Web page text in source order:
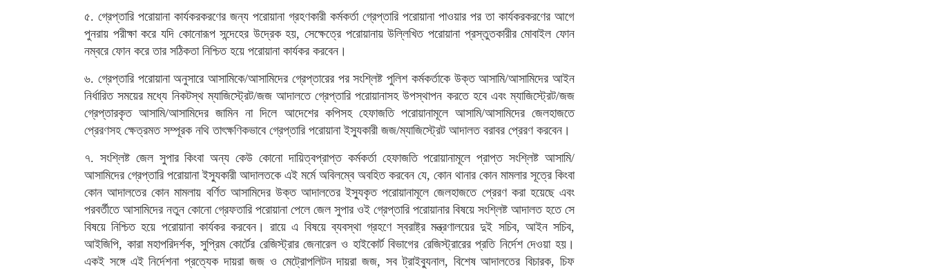
৫. গ্রেপ্তারি পরোয়ানা কার্যকরকরণের জন্য পরোয়ানা গ্রহণকারী কর্মকর্তা গ্রেপ্তারি পরোয়ানা পাওয়ার পর তা কার্যকরকরণের আগে
পুনরায় পরীক্ষা করে যদি কোনোরূপ সন্দেহের উদ্রেক হয়, সেক্ষেত্রে পরোয়ানায় উল্লিখিত পরোয়ানা প্রস্তুতকারীর মোবাইল ফোন
নম্বরে ফোন করে তার সঠিকতা নিশ্চিত হয়ে পরোয়ানা কার্যকর করবেন।
৬. গ্রেপ্তারি পরোয়ানা অনুসারে আসামিকে/আসামিদের গ্রেপ্তারের পর সংশ্লিষ্ট পুলিশ কর্মকর্তাকে উক্ত আসামি/আসামিদের আইন
নির্ধারিত সময়ের মধ্যে নিকটস্থ ম্যাজিস্ট্রেট/জজ আদালতে গ্রেপ্তারি পরোয়ানাসহ উপস্থাপন করতে হবে এবং ম্যাজিস্ট্রেট/জজ
গ্রেপ্তারকৃত আসামি/আসামিদের জামিন না দিলে আদেশের কপিসহ হেফাজতি পরোয়ানামূলে আসামি/আসামিদের জেলহাজতে
প্রেরণসহ ক্ষেত্রমত সম্পূরক নথি তাৎক্ষণিকভাবে গ্রেপ্তারি পরোয়ানা ইস্যুকারী জজ/ম্যাজিস্ট্রেট আদালত বরাবর প্রেরণ করবেন।
৭. সংশ্লিষ্ট জেল সুপার কিংবা অন্য কেউ কোনো দায়িত্বপ্রাপ্ত কর্মকর্তা হেফাজতি পরোয়ানামূলে প্রাপ্ত সংশ্লিষ্ট আসামি/
আসামিদের গ্রেপ্তারি পরোয়ানা ইস্যুকারী আদালতকে এই মর্মে অবিলম্বে অবহিত করবেন যে, কোন থানার কোন মামলার সূত্রে কিংবা
কোন আদালতের কোন মামলায় বর্ণিত আসামিদের উক্ত আদালতের ইস্যুকৃত পরোয়ানামূলে জেলহাজতে প্রেরণ করা হয়েছে এবং
পরবর্তীতে আসামিদের নতুন কোনো গ্রেফতারি পরোয়ানা পেলে জেল সুপার ওই গ্রেপ্তারি পরোয়ানার বিষয়ে সংশ্লিষ্ট আদালত হতে সে
বিষয়ে নিশ্চিত হয়ে পরোয়ানা কার্যকর করবেন। রায়ে এ বিষয়ে ব্যবস্থা গ্রহণে স্বরাষ্ট্র মন্ত্রণালয়ের দুই সচিব, আইন সচিব,
আইজিপি, কারা মহাপরিদর্শক, সুপ্রিম কোর্টের রেজিস্ট্রার জেনারেল ও হাইকোর্ট বিভাগের রেজিস্ট্রারের প্রতি নির্দেশ দেওয়া হয়।
একই সঙ্গে এই নির্দেশনা প্রত্যেক দায়রা জজ ও মেট্রোপলিটন দায়রা জজ, সব ট্রাইব্যুনাল, বিশেষ আদালতের বিচারক, চিফ